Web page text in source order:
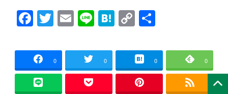
す
)
ウ
ィ
ン
き
ま
す
F
a
c
e
b
T
wi
tt
er
E
m
ai
l
Li
n
e
H
at
e
n
C
o
p
y
Li
共
0 0 0 0